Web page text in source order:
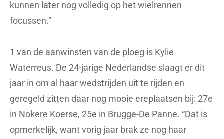
kunnen later nog volledig op het wielrennen
focussen.”
1 van de aanwinsten van de ploeg is Kylie
Waterreus. De 24-jarige Nederlandse slaagt er dit
jaar in om al haar wedstrijden uit te rijden en
geregeld zitten daar nog mooie ereplaatsen bij: 27e
in Nokere Koerse, 25e in Brugge-De Panne. “Dat is
opmerkelijk, want vorig jaar brak ze nog haar